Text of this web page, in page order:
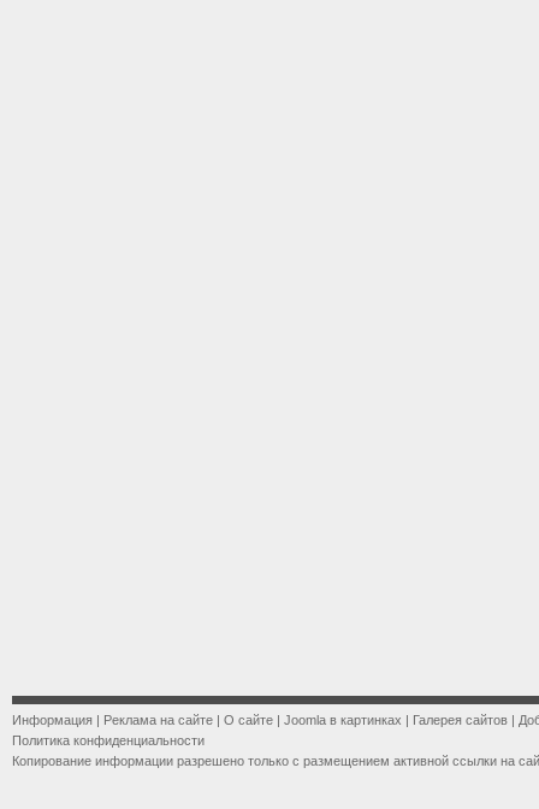
Информация | Реклама на сайте | О сайте | Joomla в картинках | Галерея сайтов |
Политика конфиденциальности
Копирование информации разрешено только с размещением активной ссылки на